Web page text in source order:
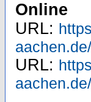
Online
URL:
URL: